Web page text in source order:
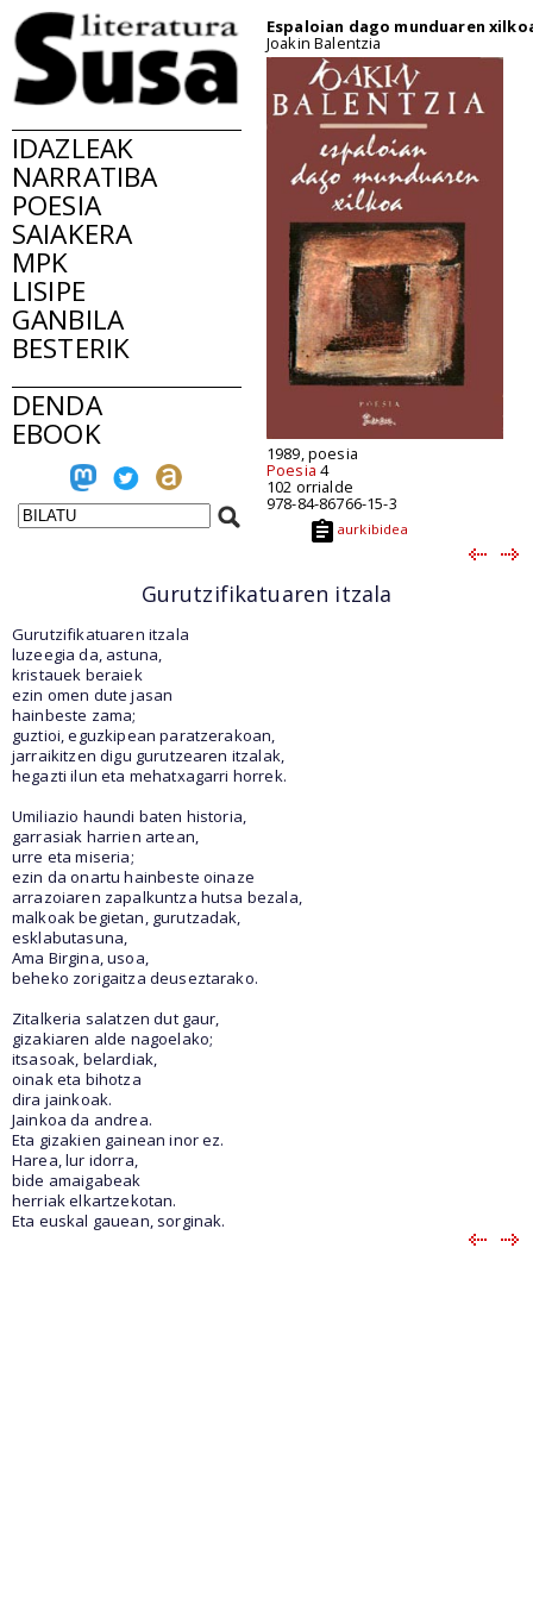
IDAZLEAK
NARRATIBA
POESIA
SAIAKERA
MPK
LISIPE
GANBILA
BESTERIK
DENDA
EBOOK
Espaloian dago munduaren
Joakin Balentzia
1989, poesia
Poesia 4
102 orrialde
978-84-86766-15-3
aurkibidea
Gurutzifikatuaren itzala
Gurutzifikatuaren itzala
luzeegia da, astuna,
kristauek beraiek
ezin omen dute jasan
hainbeste zama;
guztioi, eguzkipean paratzerakoan,
jarraikitzen digu gurutzearen itzalak,
hegazti ilun eta mehatxagarri horrek.
Umiliazio haundi baten historia,
garrasiak harrien artean,
urre eta miseria;
ezin da onartu hainbeste oinaze
arrazoiaren zapalkuntza hutsa bezala,
malkoak begietan, gurutzadak,
esklabutasuna,
Ama Birgina, usoa,
beheko zorigaitza deuseztarako.
Zitalkeria salatzen dut gaur,
gizakiaren alde nagoelako;
itsasoak, belardiak,
oinak eta bihotza
dira jainkoak.
Jainkoa da andrea.
Eta gizakien gainean inor ez.
Harea, lur idorra,
bide amaigabeak
herriak elkartzekotan.
Eta euskal gauean, sorginak.